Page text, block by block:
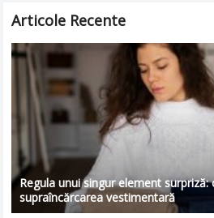
Articole Recente
Regula unui singur element surpriză:
supraîncărcarea vestimentară